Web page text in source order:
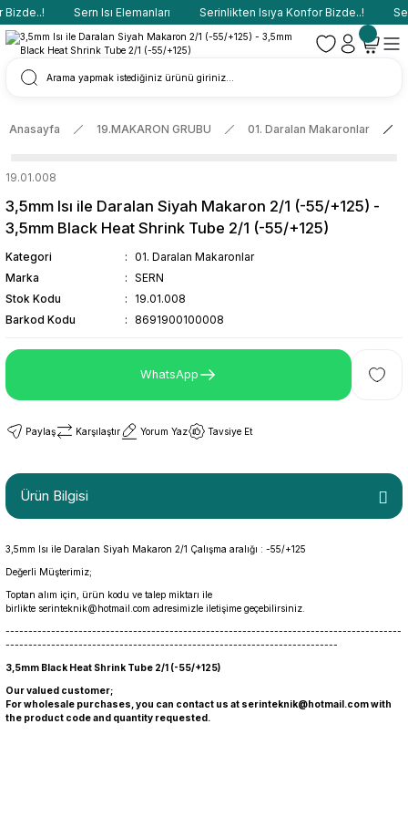
Sern Isı Elemanları Serinlikten Isıya Konfor Bizde..!
Anasayfa 19.MAKARON GRUBU 01. Daralan Makaronlar
19.01.008
3,5mm Isı ile Daralan Siyah Makaron 2/1 (-55/+125) -
3,5mm Black Heat Shrink Tube 2/1 (-55/+125)
Kategori
01. Daralan Makaronlar
Marka
SERN
Stok Kodu
19.01.008
Barkod Kodu
8691900100008
WhatsApp
Paylaş Karşılaştır Yorum Yaz Tavsiye Et
Ürün Bilgisi
3,5mm Isı ile Daralan Siyah Makaron 2/1 Çalışma aralığı : -55/+125
Değerli Müşterimiz;
Toptan alım için, ürün kodu ve talep miktarı ile
birlikte serinteknik@hotmail.com adresimizle iletişime geçebilirsiniz.
---------------------------------------------------------------------------------------
-------------------------------------------------------------------------
3,5mm Black Heat Shrink Tube 2/1 (-55/+125)
Our valued customer;
For wholesale purchases, you can contact us at serinteknik@hotmail.comwith
the product code and quantity requested.